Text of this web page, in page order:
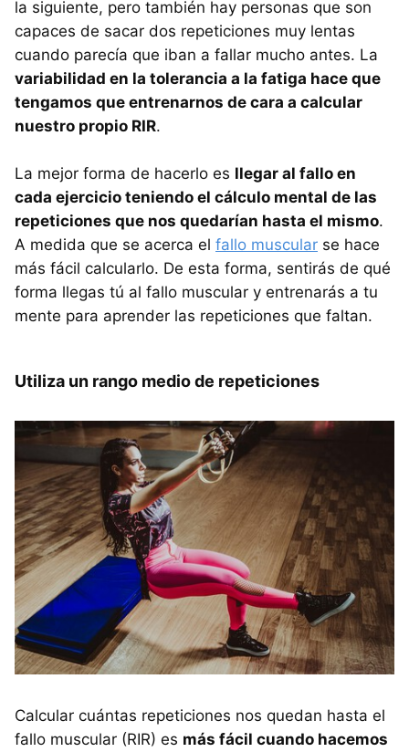
la siguiente, pero también hay personas que son
capaces de sacar dos repeticiones muy lentas
cuando parecía que iban a fallar mucho antes. La
variabilidad en la tolerancia a la fatiga hace que
tengamos que entrenarnos de cara a calcular
nuestro propio RIR.
La mejor forma de hacerlo es llegar al fallo en
cada ejercicio teniendo el cálculo mental de las
repeticiones que nos quedarían hasta el mismo.
A medida que se acerca el fallo muscular se hace
más fácil calcularlo. De esta forma, sentirás de qué
forma llegas tú al fallo muscular y entrenarás a tu
mente para aprender las repeticiones que faltan.
Utiliza un rango medio de repeticiones
Calcular cuántas repeticiones nos quedan hasta el
fallo muscular (RIR) es más fácil cuando hacemos